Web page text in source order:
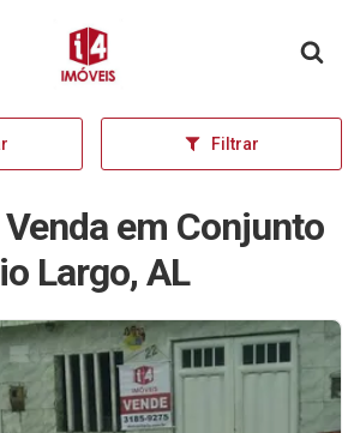
Página inicial
Filtrar
em Conjunto
Largo, AL